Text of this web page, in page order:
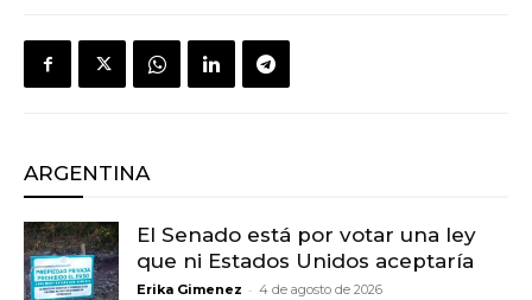
ARGENTINA
El Senado está por votar una ley
que ni Estados Unidos aceptaría
Erika Gimenez - 4 de agosto de 2026